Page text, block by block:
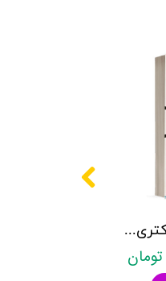
کتاب زبان انگلیسی دکتری زیر ذره بین هادی جهانشاهی